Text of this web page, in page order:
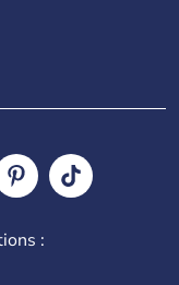
: